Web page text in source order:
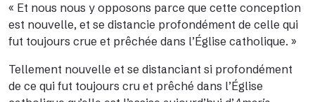
« Et nous nous y opposons parce que cette conception
est nouvelle, et se distancie profondément de celle qui
fut toujours crue et prêchée dans l’Église catholique. »
Tellement nouvelle et se distanciant si profondément
de ce qui fut toujours cru et prêché dans l’Église